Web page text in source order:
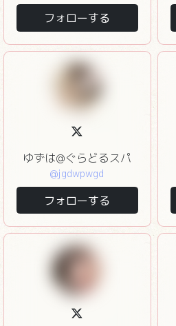
フォローする
ゆずは@ぐらどるスパ
@jgdwpwgd
フォローする